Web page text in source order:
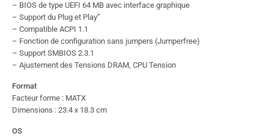
– BIOS de type UEFI 64 MB avec interface graphique
– Support du Plug et Play”
– Compatible ACPI 1.1
– Fonction de configuration sans jumpers (Jumperfree)
– Support SMBIOS 2.3.1
– Ajustement des Tensions DRAM, CPU Tension
Format
Facteur forme : MATX
Dimensions : 23.4 x 18.3 cm
OS